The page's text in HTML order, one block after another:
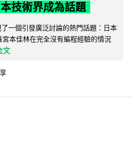
技術界成為話題
一個引發廣泛討論的熱門話題：日本
本佳林在完全沒有編程經驗的情況
文